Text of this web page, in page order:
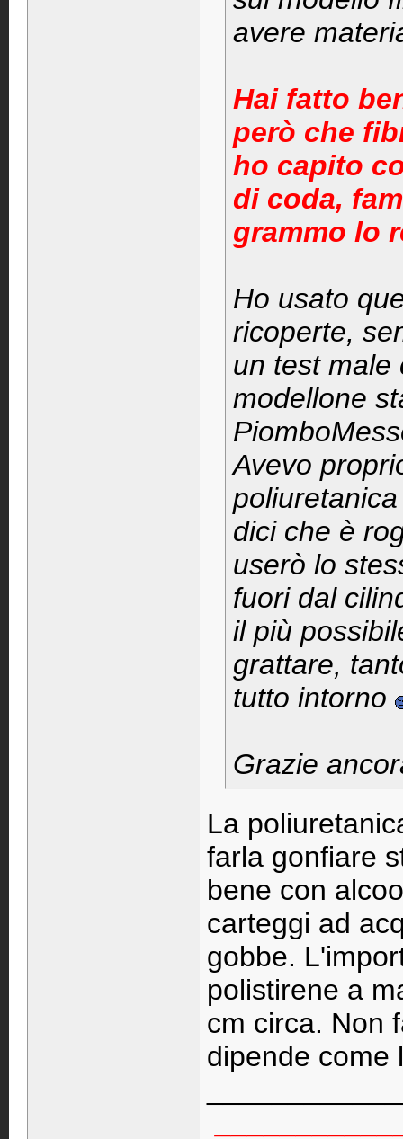
avere
Hai fatto
però che
ho capito
di coda,
grammo lo
Ho usato
ricoperte,
un test male
modellone
Avevo
dici che è
userò lo
fuori dal
il più
grattare,
tutto intorno
Grazie
La
farla gonfiare
bene con
carteggi ad
gobbe.
polistirene a
cm circa. Non
dipende come